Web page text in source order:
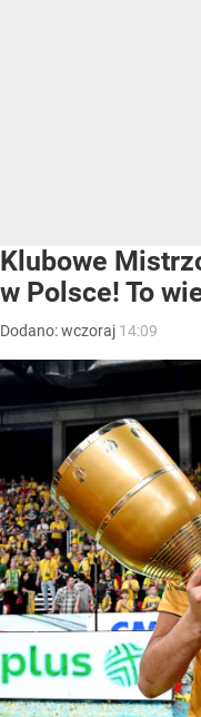
Klubowe
w Polsce! To
Dodano:wczoraj 14:09